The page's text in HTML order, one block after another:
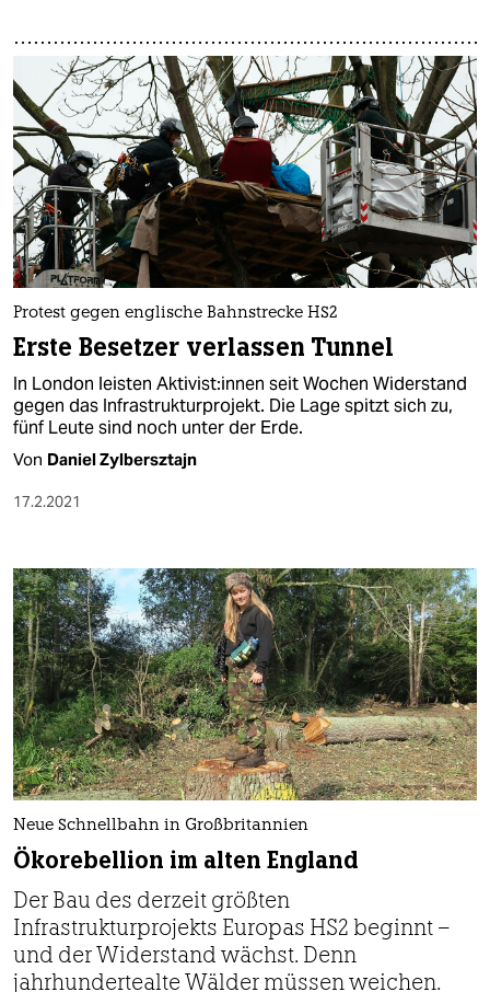
Protest gegen englische Bahnstrecke HS2
Erste Be­set­ze­r verlassen Tunnel
In London leisten Ak­ti­vis­t:in­nen seit Wochen Widerstand
gegen das Infrastrukturprojekt. Die Lage spitzt sich zu,
fünf Leute sind noch unter der Erde.
Von Daniel Zylbersztajn
17.2.2021
Neue Schnellbahn in Großbritannien
Ökorebellion im alten England
Der Bau des derzeit größten
Infrastrukturprojekts Europas HS2 beginnt –
und der Widerstand wächst. Denn
jahrhundertealte Wälder müssen weichen.